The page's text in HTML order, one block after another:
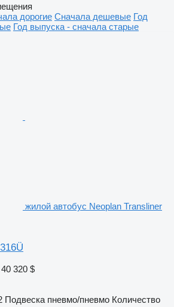
дорогие Сначала дешевые Год
Год выпуска - сначала старые
жилой автобус Neoplan Transliner
320 $
Подвеска пневмо/пневмо Количество